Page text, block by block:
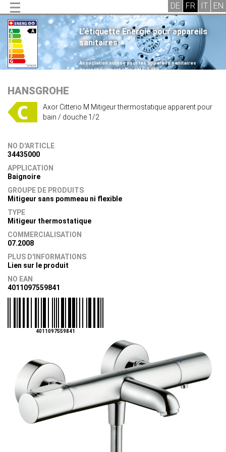
L'étiquette Energie pour appareils
sanitaires
.
Association suisse pour les appareils sanitaires
énergétiquement efficients, SVES
HANSGROHE
Axor Citterio M Mitigeur thermostatique apparent pour
bain / douche 1/2
NO D'ARTICLE
34435000
APPLICATION
Baignoire
GROUPE DE PRODUITS
Mitigeur sans pommeau ni flexible
TYPE
Mitigeur thermostatique
COMMERCIALISATION
07.2008
PLUS D'INFORMATIONS
Lien sur le produit
NO EAN
4011097559841
4011097559841